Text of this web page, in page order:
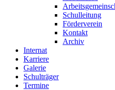
Schulleitung
Förderverein
Kontakt
Archiv
Internat
Karriere
Galerie
Schulträger
Termine